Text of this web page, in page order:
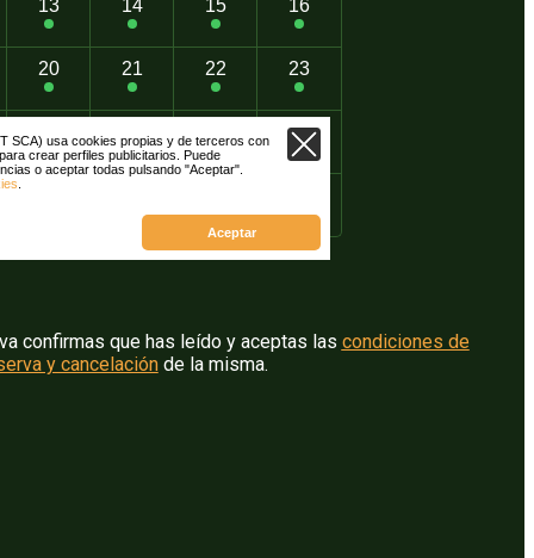
confirmas que has leído y aceptas las condiciones de
y cancelaciónde la misma.